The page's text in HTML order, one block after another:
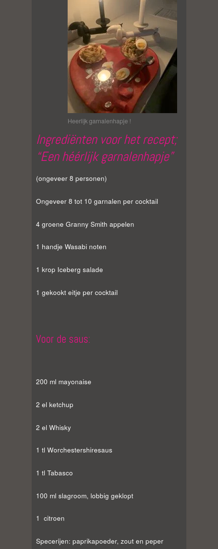
Heerlijk garnalenhapje !
Ingrediënten voor het recept;
“Een héérlijk garnalenhapje”
(ongeveer 8 personen)
Ongeveer 8 tot 10 garnalen per cocktail
4 groene Granny Smith appelen
1 handje Wasabi noten
1 krop Iceberg salade
1 gekookt eitje per cocktail
Voor de saus:
200 ml mayonaise
2 el ketchup
2 el Whisky
1 tl Worchestershiresaus
1 tl Tabasco
100 ml slagroom, lobbig geklopt
1 citroen
Specerijen: paprikapoeder, zout en peper